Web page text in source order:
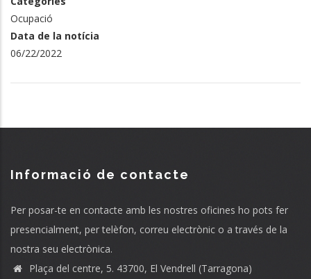
Ocupació
Data de la notícia
06/22/2022
Informació de contacte
Per posar-te en contacte amb les nostres oficines ho pots fer
presencialment, per telèfon, correu electrònic o a través de la
nostra seu electrònica.
Plaça del centre, 5. 43700, El Vendrell (Tarragona)